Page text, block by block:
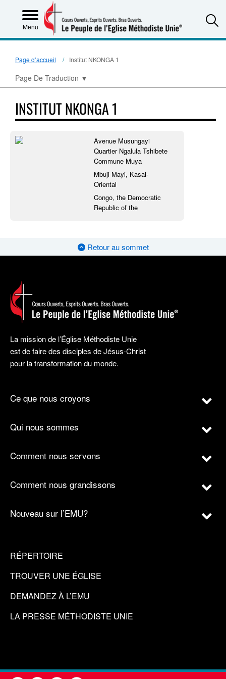
Menu
Page d’accueil Institut NKONGA 1
Page De Traduction ▼
INSTITUT NKONGA 1
Avenue Musungayi
Quartier Ngalula Tshibete
Commune Muya
Mbuji Mayi, Kasai-
Oriental
Congo, the Democratic
Republic of the
Retour au sommet
La mission de l’Église Méthodiste Unie
est de faire des disciples de Jésus-Christ
pour la transformation du monde.
Ce que nous croyons
Qui nous sommes
Comment nous servons
Comment nous grandissons
Nouveau sur l’EMU?
RÉPERTOIRE
TROUVER UNE ÉGLISE
DEMANDEZ À L’EMU
LA PRESSE MÉTHODISTE UNIE